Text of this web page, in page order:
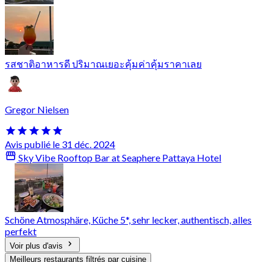
รสชาติอาหารดี ปริมาณเยอะคุ้มค่าคุ้มราคาเลย
Gregor Nielsen
Avis publié le 31 déc. 2024
Sky Vibe Rooftop Bar at Seaphere Pattaya Hotel
Schöne Atmosphäre, Küche 5*, sehr lecker, authentisch, alles
perfekt
Voir plus d'avis
Meilleurs restaurants filtrés par cuisine